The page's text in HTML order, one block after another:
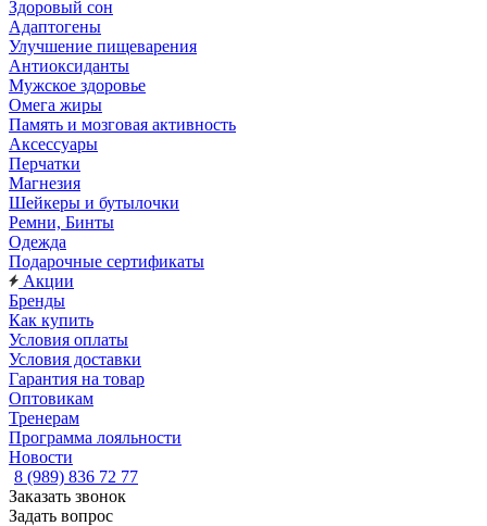
Здоровый сон
Адаптогены
Улучшение пищеварения
Антиоксиданты
Мужское здоровье
Омега жиры
Память и мозговая активность
Аксессуары
Перчатки
Магнезия
Шейкеры и бутылочки
Ремни, Бинты
Одежда
Подарочные сертификаты
Акции
Бренды
Как купить
Условия оплаты
Условия доставки
Гарантия на товар
Оптовикам
Тренерам
Программа лояльности
Новости
8 (989) 836 72 77
Заказать звонок
Задать вопрос